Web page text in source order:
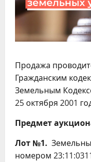
Продажа
Гражданским
Земельным
25 октября 2001
Предмет
Лот №1.
номером